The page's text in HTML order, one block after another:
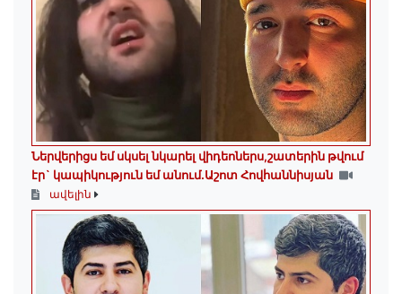
Ներվերիցս եմ սկսել նկարել վիդեոներս,շատերին թվում
էր` կապիկություն եմ անում.Աշոտ Հովհաննիսյան
ավելին